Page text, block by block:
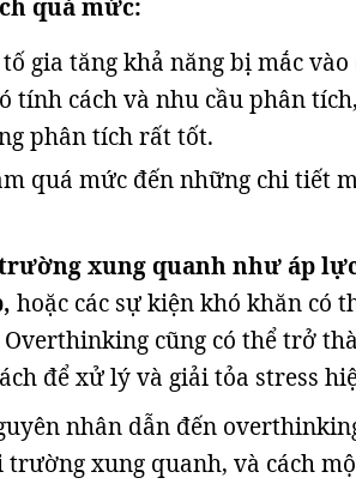
quá mức:
gia tăng khả năng bị mắc
tính cách và nhu cầu phân
phân tích rất tốt.
quá mức đến những chi tiết
xung quanh như áp
hoặc các sự kiện khó khăn có
cũng có thể trở
để xử lý và giải tỏa stress
nhân dẫn đến
trường xung quanh, và cách